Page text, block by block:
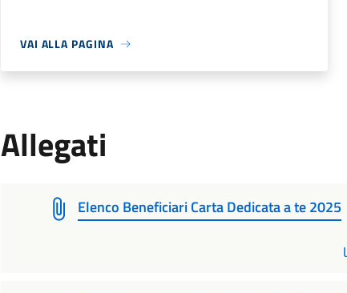
VAI ALLA PAGINA
Allegati
Elenco Beneficiari Carta Dedicata a te 2025